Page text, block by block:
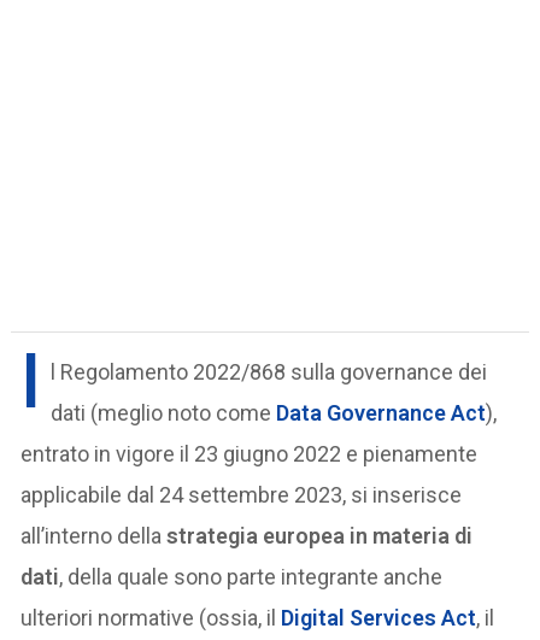
I
l Regolamento 2022/868 sulla governance dei
dati (meglio noto come Data Governance Act),
entrato in vigore il 23 giugno 2022 e pienamente
applicabile dal 24 settembre 2023, si inserisce
all’interno dellastrategia europea in materia di
dati, della quale sono parte integrante anche
ulteriori normative (ossia, il Digital Services Act, il